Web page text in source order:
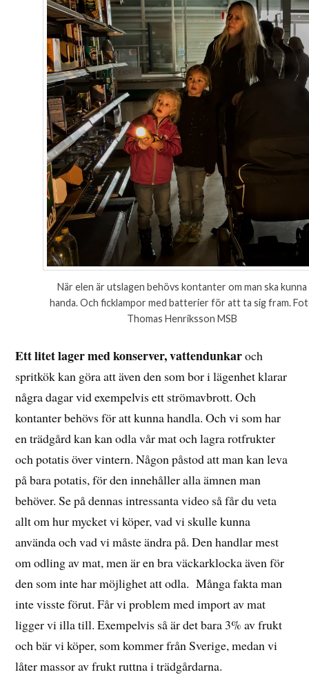
När elen är utslagen behövs kontanter om man ska kunna
handa. Och ficklampor med batterier för att ta sig fram.
Thomas Henriksson MSB
Ett litet lager med konserver, vattendunkaroch
spritkök kan göra att även den som bor i lägenhet klarar
några dagar vid exempelvis ett strömavbrott. Och
kontanter behövs för att kunna handla. Och vi som har
en trädgård kan kan odla vår mat och lagra rotfrukter
och potatis över vintern. Någon påstod att man kan leva
på bara potatis, för den innehåller alla ämnen man
behöver. Se på dennas intressanta video så får du veta
allt om hur mycket vi köper, vad vi skulle kunna
använda och vad vi måste ändra på. Den handlar mest
om odling av mat, men är en bra väckarklocka även för
den som inte har möjlighet att odla. Många fakta man
inte visste förut. Får vi problem med import av mat
ligger vi illa till. Exempelvis så är det bara 3% av frukt
och bär vi köper, som kommer från Sverige, medan vi
låter massor av frukt ruttna i trädgårdarna.